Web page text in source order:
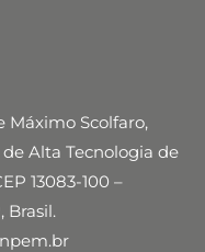
Máximo Scolfaro,
Alta Tecnologia de
13083-100 –
Brasil.